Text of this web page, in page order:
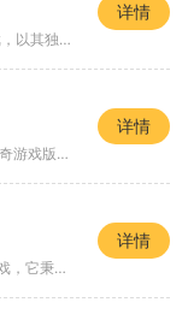
传奇游戏是一款经典的2D角色扮演游戏，以其独特的万人在线和玩家互动模式而备受玩家喜爱。“新开暗黑版本传奇”震撼登场，引起了广大玩家的热烈追捧。在“新开暗黑版本传奇”中
详情
新开传奇76网是一款备受玩家热爱的传奇游戏版本之一。作为传奇游戏中的经典版本，新开传奇76网通过其精彩刺激的玩法和丰富多样的游戏内容吸引了大量玩家的关注和参与。下面将为
详情
最新开的传奇私服是一款备受期待的游戏，它秉承了经典的传奇游戏玩法，同时融入了许多创新元素，给玩家呈现了全新的游戏体验。我将详细介绍这款游戏的具体玩法。最新开的传奇
详情